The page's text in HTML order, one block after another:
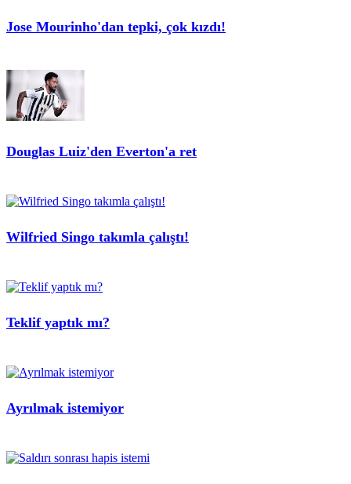
Jose Mourinho'dan tepki, çok kızdı!
Douglas Luiz'den Everton'a ret
Wilfried Singo takımla çalıştı!
Teklif yaptık mı?
Ayrılmak istemiyor